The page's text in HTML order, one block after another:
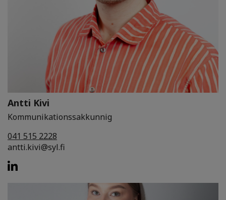
Antti Kivi
Kommunikationssakkunnig
041 515 2228
antti.kivi@syl.fi